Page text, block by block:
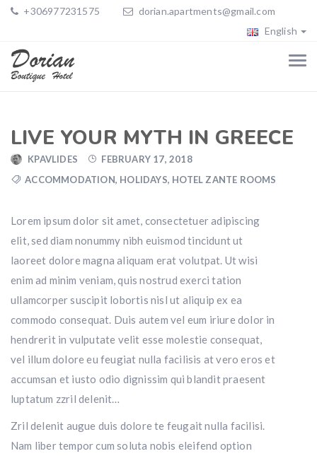
+306977231575
dorian.apartments@gmail.com
English
LIVE YOUR MYTH IN GREECE
KPAVLIDES
FEBRUARY 17, 2018
ACCOMMODATION, HOLIDAYS, HOTEL ZANTE ROOMS
Lorem ipsum dolor sit amet, consectetuer adipiscing
elit, sed diam nonummy nibh euismod tincidunt ut
laoreet dolore magna aliquam erat volutpat. Ut wisi
enim ad minim veniam, quis nostrud exerci tation
ullamcorper suscipit lobortis nisl ut aliquip ex ea
commodo consequat. Duis autem vel eum iriure dolor in
hendrerit in vulputate velit esse molestie consequat,
vel illum dolore eu feugiat nulla facilisis at vero eros et
accumsan et iusto odio dignissim qui blandit praesent
luptatum zzril delenit…
Zril delenit augue duis dolore te feugait nulla facilisi.
Nam liber tempor cum soluta nobis eleifend option